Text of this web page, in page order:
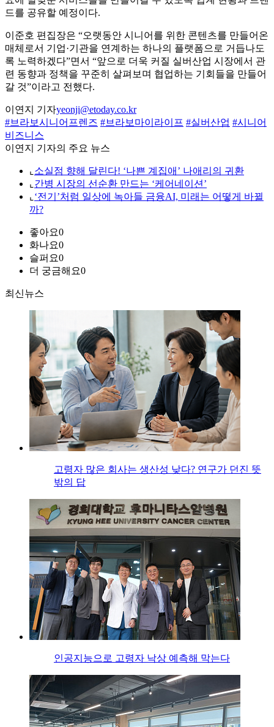
드를 공유할 예정이다.
이준호 편집장은 “오랫동안 시니어를 위한 콘텐츠를 만들어온
매체로서 기업·기관을 연계하는 하나의 플랫폼으로 거듭나도
록 노력하겠다”면서 “앞으로 더욱 커질 실버산업 시장에서 관
련 동향과 정책을 꾸준히 살펴보며 협업하는 기회들을 만들어
갈 것”이라고 전했다.
이연지 기자yeonji@etoday.co.kr
#브라보시니어프렌즈 #브라보마이라이프 #실버산업 #시니어
비즈니스
이연지 기자의 주요 뉴스
⌞ 소실점 향해 달린다! ‘나쁜 계집애’ 나애리의 귀환
⌞ 간병 시장의 선순환 만드는 ‘케어네이션’
⌞ ‘전기’처럼 일상에 녹아들 금융AI, 미래는 어떻게 바뀔
까?
좋아요0
화나요0
슬퍼요0
더 궁금해요0
최신뉴스
고령자 많은 회사는 생산성 낮다? 연구가 던진 뜻
밖의 답
인공지능으로 고령자 낙상 예측해 막는다